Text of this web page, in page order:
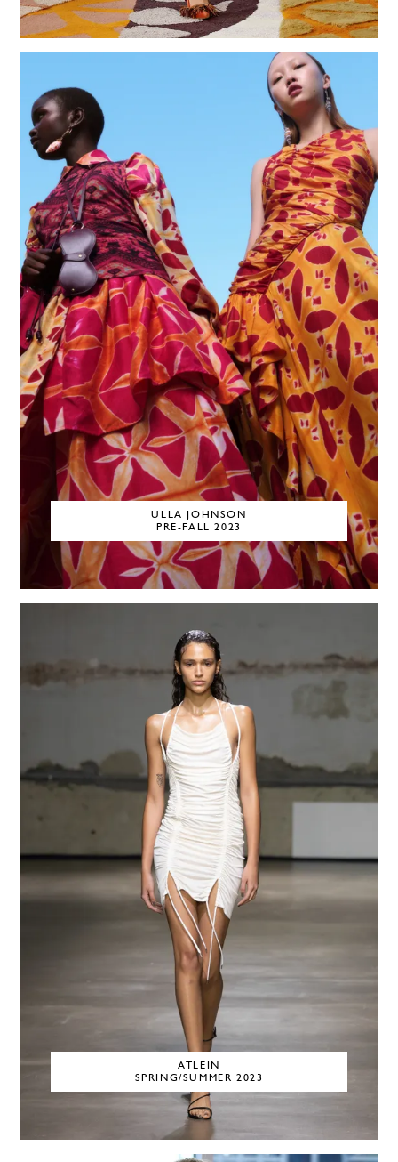
ULLA JOHNSON
PRE-FALL 2023
ATLEIN
SPRING/SUMMER 2023